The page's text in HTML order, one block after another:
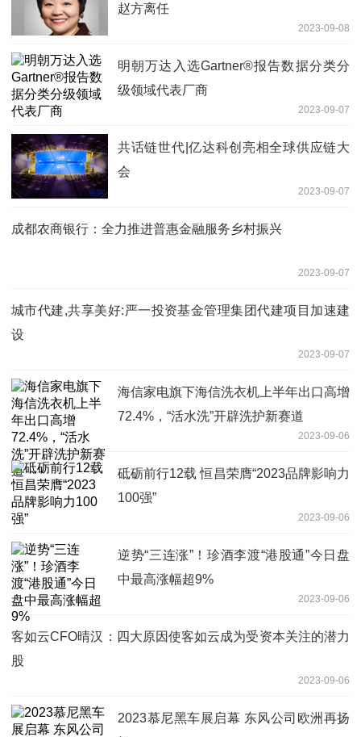
赵方离任
2023-09-08
明朝万达入选Gartner®报告数据分类分
级领域代表厂商
2023-09-07
共话链世代|亿达科创亮相全球供应链大
会
2023-09-07
成都农商银行：全力推进普惠金融服务乡村振兴
2023-09-07
城市代建,共享美好:严一投资基金管理集团代建项目加速建
设
2023-09-07
海信家电旗下海信洗衣机上半年出口高增
72.4%，“活水洗”开辟洗护新赛道
2023-09-06
砥砺前行12载 恒昌荣膺“2023品牌影响力
100强”
2023-09-06
逆势“三连涨”！珍酒李渡“港股通”今日盘
中最高涨幅超9%
2023-09-06
客如云CFO晴汉：四大原因使客如云成为受资本关注的潜力
股
2023-09-06
2023慕尼黑车展启幕 东风公司欧洲再扬